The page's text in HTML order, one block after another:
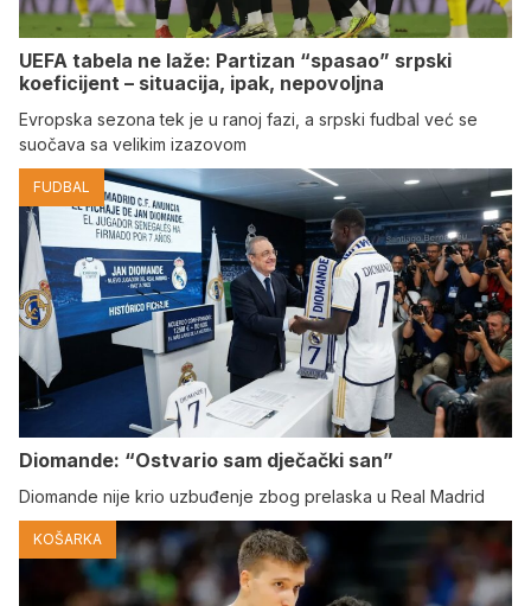
UEFA tabela ne laže: Partizan “spasao” srpski
koeficijent – situacija, ipak, nepovoljna
Evropska sezona tek je u ranoj fazi, a srpski fudbal već se
suočava sa velikim izazovom
FUDBAL
Diomande: “Ostvario sam dječački san”
Diomande nije krio uzbuđenje zbog prelaska u Real Madrid
KOŠARKA